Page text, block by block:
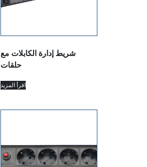
شريط إدارة الكابلات مع
حلقات
اقرأ المزيد